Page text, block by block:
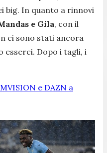
big. In quanto a rinnovi
e Gila, con il
ci sono stati ancora
Dopo i tagli, i
e DAZN a